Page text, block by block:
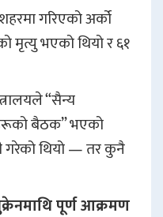
गरिएको अर्को
मृत्यु भएको थियो र ६१
“सैन्य
बैठक” भएको
गरेको थियो — तर कुनै
पूर्ण आक्रमण